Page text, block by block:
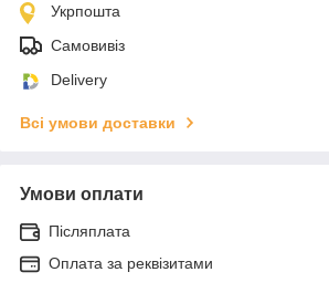
Укрпошта
Самовивіз
Delivery
Всі умови доставки
Умови оплати
Післяплата
Оплата за реквізитами